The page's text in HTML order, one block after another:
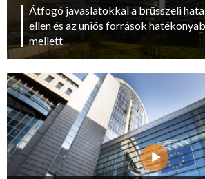
Átfogó javaslatokkal a brüsszeli
ellen és az uniós források
mellett